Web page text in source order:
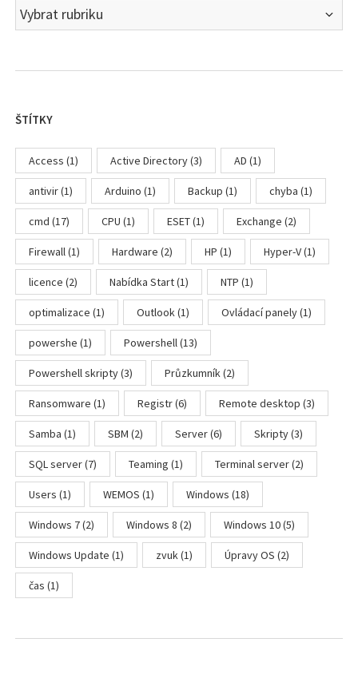
Rubriky
ŠTÍTKY
Access (1) Active Directory(3) AD (1)
antivir(1) Arduino (1) Backup (1) chyba (1)
cmd (17) CPU (1) ESET(1) Exchange (2)
Firewall(1) Hardware (2) HP (1) Hyper-V(1)
licence (2) Nabídka Start(1) NTP (1)
optimalizace (1) Outlook(1) Ovládací panely(1)
powershe (1) Powershell(13)
Powershell skripty(3) Průzkumník(2)
Ransomware (1) Registr(6) Remote desktop (3)
Samba (1) SBM (2) Server(6) Skripty(3)
SQL server(7) Teaming (1) Terminal server(2)
Users (1) WEMOS (1) Windows (18)
Windows 7(2) Windows 8 (2) Windows 10(5)
Windows Update (1) zvuk (1) Úpravy OS (2)
čas (1)